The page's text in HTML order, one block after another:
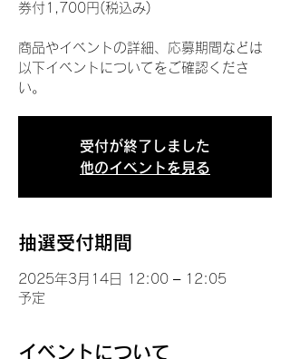
券付1,700円(税込み)
商品やイベントの詳細、応募期間などは
以下イベントについてをご確認くださ
い。
受付が終了しました
他のイベントを見る
抽選受付期間
2025年3月14日 12:00 – 12:05
予定
イベントについて